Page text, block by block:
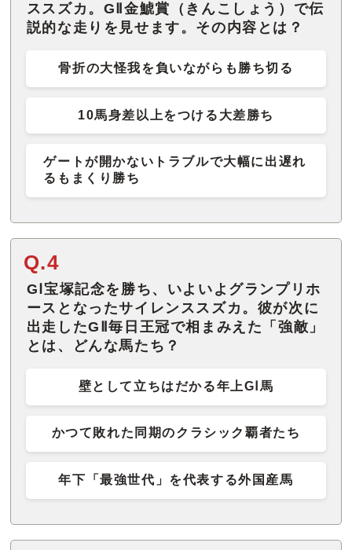
ススズカ。GⅡ金鯱賞（きんこしょう）で伝
説的な走りを見せます。その内容とは？
骨折の大怪我を負いながらも勝ち切る
10馬身差以上をつける大差勝ち
ゲートが開かないトラブルで大幅に出遅れ
るもまくり勝ち
Q.4
GⅠ宝塚記念を勝ち、いよいよグランプリホ
ースとなったサイレンススズカ。彼が次に
出走したGⅡ毎日王冠で相まみえた「強敵」
とは、どんな馬たち？
壁として立ちはだかる年上GⅠ馬
かつて敗れた同期のクラシック覇者たち
年下「最強世代」を代表する外国産馬